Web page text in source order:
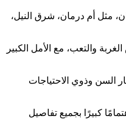
وجهاتهم النهائية في السودان، مثل أم درمان، شرق النيل،
والتعب، مع الأمل الكبير
السن وذوي الاحتياجات
كبيرًا بجميع تفاصيل